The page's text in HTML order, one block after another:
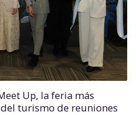
Up, la feria más
turismo de reuniones